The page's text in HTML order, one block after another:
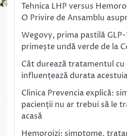
Tehnica LHP versus
O Privire de Ansamblu
Wegovy, prima pastilă
primește undă verde de la
Cât durează tratamentul
influențează durata
Clinica Prevencia explică:
pacienții nu ar trebui să le
acasă
Hemoroizi: simptome,